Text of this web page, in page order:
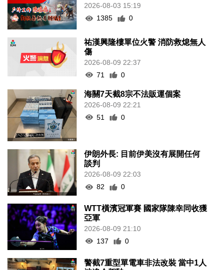
2026-08-03 15:19
1385
0
祐漢興隆樓單位火警 消防救熄無人
傷
2026-08-09 22:37
71
0
海關7天截8宗不法販運個案
2026-08-09 22:21
51
0
伊朗外長: 目前伊美沒有展開任何
談判
2026-08-09 22:03
82
0
WTT橫濱冠軍賽 國家隊陳幸同收獲
亞軍
2026-08-09 21:10
137
0
警截7重型單電車非法改裝 當中1人